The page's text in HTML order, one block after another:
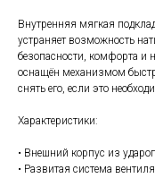
Внутренняя мягкая
устраняет возможность
безопасности, комфорта и
оснащён механизмом
снять его, если это
Характеристики:
• Внешний корпус из
• Развитая система